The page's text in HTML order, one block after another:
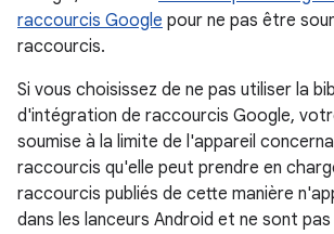
raccourcis Google pour ne pas être
raccourcis.
Si vous choisissez de ne pas utiliser la
d'intégration de raccourcis Google,
soumise à la limite de l'appareil
raccourcis qu'elle peut prendre en
raccourcis publiés de cette manière
dans les lanceurs Android et ne sont